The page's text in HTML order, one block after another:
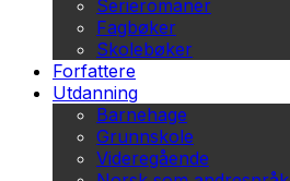
Serieromaner
Fagbøker
Skolebøker
Forfattere
Utdanning
Barnehage
Grunnskole
Videregående